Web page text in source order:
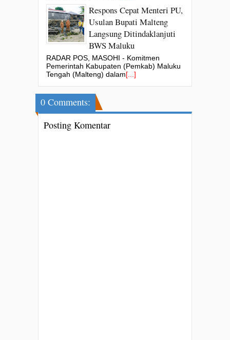
Respons Cepat Menteri PU,
Usulan Bupati Malteng
Langsung Ditindaklanjuti
BWS Maluku
RADAR POS, MASOHI - Komitmen
Pemerintah Kabupaten (Pemkab) Maluku
Tengah (Malteng) dalam[...]
0 Comments:
Posting Komentar